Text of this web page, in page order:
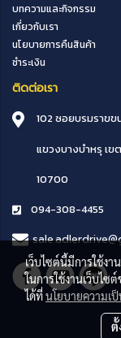
บทความและกิจกรรม
เกี่ยวกับเรา
นโยบายการคืนสินค้า
ชำระเงิน
ติดต่อเรา
102 ซอยบรมราขข
แขวงบางบำหรุ เข
10700
094-308-4455
เว็บไซต์นี้มีการใช้ง
ในการใช้งานเว็บไซ
ได้ที่นโยบายความเ
ตั้